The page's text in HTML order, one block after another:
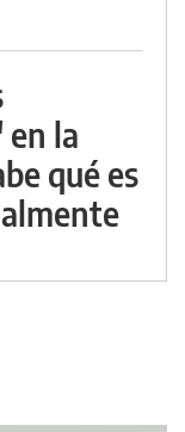
en la
qué es